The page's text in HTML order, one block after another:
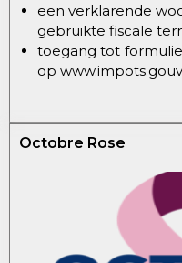
een verklarende
gebruikte fiscale
toegang tot
op
Octobre Rose